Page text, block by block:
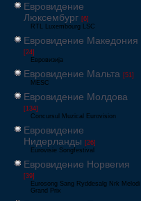
Евровидение
Люксембург [6]
RTL Luxembourg LSC
Евровидение Македония
[24]
Евровизија
Евровидение Мальта [51]
MESC
Евровидение Молдова
[134]
Concursul Muzical Eurovision
Евровидение
Нидерланды [26]
Eurovisie Songfestival
Евровидение Норвегия
[39]
Eurosong Sang Ryddesalg Nrk Melodi
Grand Prix